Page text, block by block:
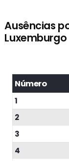
Ausências
Luxemburgo
Número
1
2
3
4